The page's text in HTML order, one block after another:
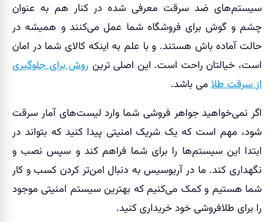
سیستم‌های ضد سرقت معرفی شده در کنار هم به عنوان
چشم و گوش برای فروشگاه شما عمل می‌کنند و همیشه در
حالت آماده باش هستند. و با علم به اینکه کالای شما در امان
است، خیالتان راحت است. این اصلی ترینروش برای جلوگیری
از سرقت طلامی باشد.
اگر نمی‌خواهید جواهر فروشی شما وارد لیست‌های آمار سرقت
شود، مهم است که یک شریک امنیتی پیدا کنید که بتواند در
ابتدا این سیستم‌ها را برای شما فراهم کند و سپس نصب و
نگهداری کند. ما در آریوسیس به دنبال امن‌تر کردن کسب و کار
شما هستیم و کمک می‌کنیم که بهترین سیستم امنیتی موجود
را برای طلافروشی خود خریداری کنید.